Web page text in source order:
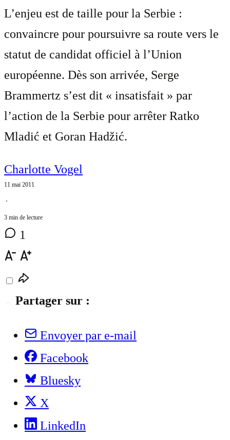
L’enjeu est de taille pour la Serbie :
convaincre pour poursuivre sa route vers le
statut de candidat officiel à l’Union
européenne. Dès son arrivée, Serge
Brammertz s’est dit « insatisfait » par
l’action de la Serbie pour arrêter Ratko
Mladić et Goran Hadžić.
Charlotte Vogel
11 mai 2011
⋅
3 min de lecture
1
Partager sur :
Envoyer par e-mail
Facebook
Bluesky
X
LinkedIn